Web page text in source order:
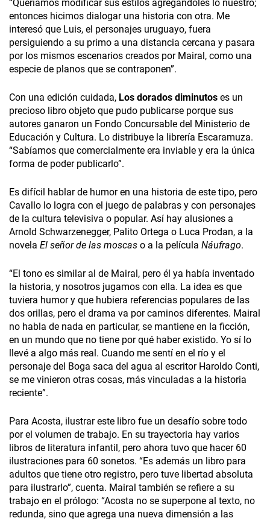
“Queríamos modificar sus estilos agregándoles lo nuestro;
entonces hicimos dialogar una historia con otra. Me
interesó que Luis, el personajes uruguayo, fuera
persiguiendo a su primo a una distancia cercana y pasara
por los mismos escenarios creados por Mairal, como una
especie de planos que se contraponen”.
Con una edición cuidada, Los dorados diminutos es un
precioso libro objeto que pudo publicarse porque sus
autores ganaron un Fondo Concursable del Ministerio de
Educación y Cultura. Lo distribuye la librería Escaramuza.
“Sabíamos que comercialmente era inviable y era la única
forma de poder publicarlo”.
Es difícil hablar de humor en una historia de este tipo, pero
Cavallo lo logra con el juego de palabras y con personajes
de la cultura televisiva o popular. Así hay alusiones a
Arnold Schwarzenegger, Palito Ortega o Luca Prodan, a la
novela El señor de las moscas o a la película Náufrago.
“El tono es similar al de Mairal, pero él ya había inventado
la historia, y nosotros jugamos con ella. La idea es que
tuviera humor y que hubiera referencias populares de las
dos orillas, pero el drama va por caminos diferentes. Mairal
no habla de nada en particular, se mantiene en la ficción,
en un mundo que no tiene por qué haber existido. Yo sí lo
llevé a algo más real. Cuando me sentí en el río y el
personaje del Boga saca del agua al escritor Haroldo Conti,
se me vinieron otras cosas, más vinculadas a la historia
reciente”.
Para Acosta, ilustrar este libro fue un desafío sobre todo
por el volumen de trabajo. En su trayectoria hay varios
libros de literatura infantil, pero ahora tuvo que hacer 60
ilustraciones para 60 sonetos. “Es además un libro para
adultos que tiene otro registro, pero tuve libertad absoluta
para ilustrarlo”, cuenta. Mairal también se refiere a su
trabajo en el prólogo: “Acosta no se superpone al texto, no
redunda, sino que agrega una nueva dimensión a las